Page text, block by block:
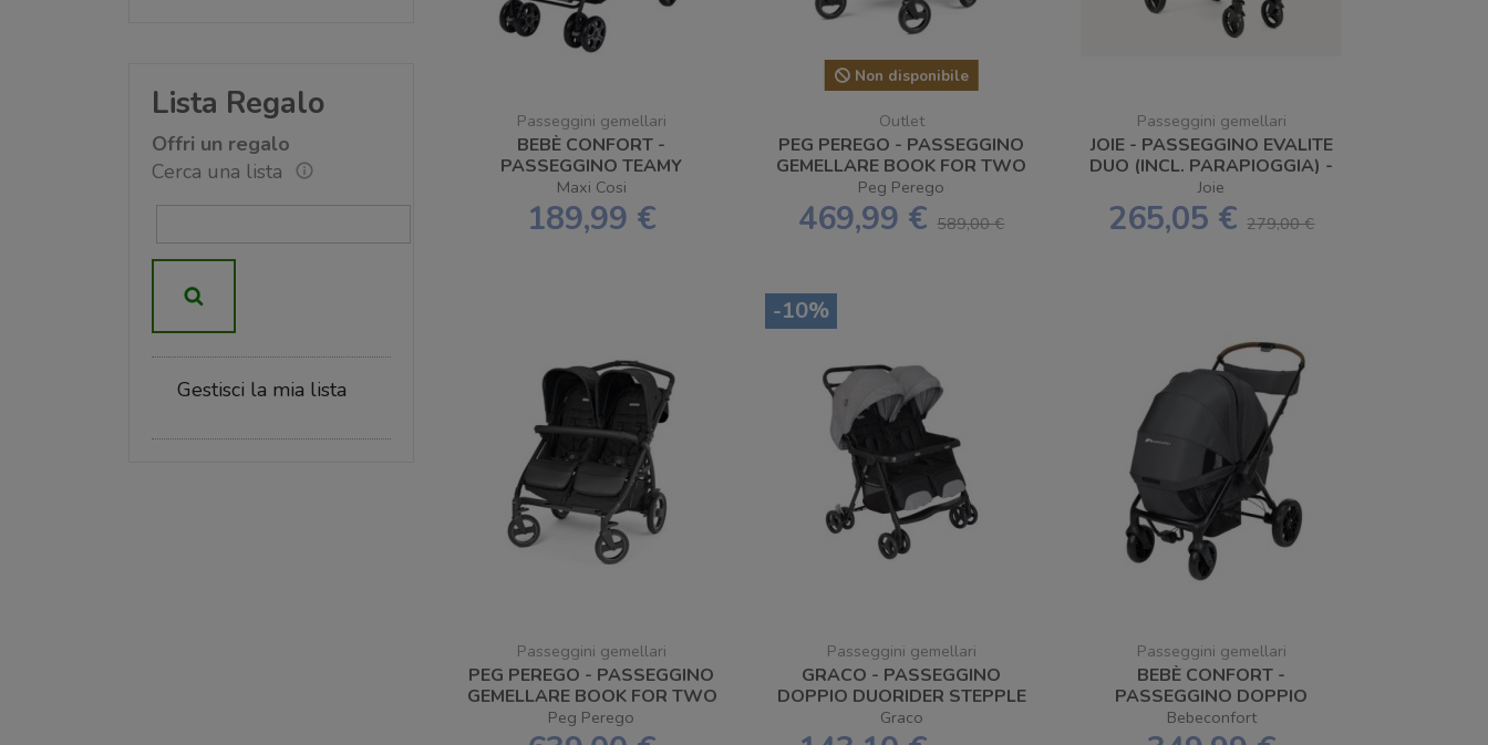
Passeggini gemellari
BEBÈ CONFORT -
PASSEGGINO TEAMY
SHADOW BLOCK -
SPEDIZIONE GRATUITA
Maxi Cosi
189,99 €
Non disponibile
Outlet
PEG PEREGO - PASSEGGINO
GEMELLARE BOOK FOR TWO
- SPEDIZIONE GRATUITA
Peg Perego
469,99 €589,00 €
Passeggini gemellari
JOIE - PASSEGGINO EVALITE
DUO (INCL. PARAPIOGGIA) -
SPEDIZIONE GRATUITA
Joie
265,05 €279,00 €
Passeggini gemellari
PEG PEREGO - PASSEGGINO
GEMELLARE BOOK FOR TWO
ARDESIA - SPEDIZIONE
GRATUITA
Peg Perego
-10%
Passeggini gemellari
GRACO - PASSEGGINO
DOPPIO DUORIDER STEPPLE
GRAY - SPEDIZIONE
GRATUITA
Graco
Passeggini gemellari
BEBÈ CONFORT -
PASSEGGINO DOPPIO
HELIOS - SPEDIZIONE
GRATUITA
Bebeconfort
Lista Regalo
Offri un regalo
Cerca una lista
Gestisci la mia lista